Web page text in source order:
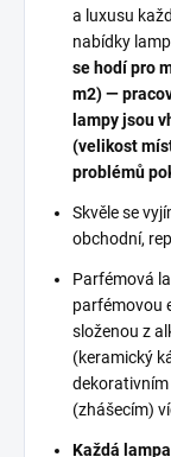
a luxusu
nabídky
se hodí pro
m2) —
lampy jsou
(velikost
problémů
Skvěle se
obchodní,
Parfémová
parfémovou
složenou z
(keramický
(zhášecím)
Každá